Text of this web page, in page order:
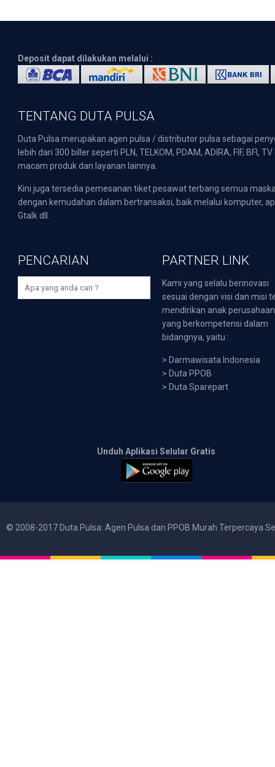
Deposit dapat dilakukan melalui :
TENTANG DUTA PULSA
Duta Pulsa merupakan agen pulsa / distributor pulsa sebagai
lebih dari 300 biller seperti PLN, TELKOM, PDAM, ADIRA, FIF,
macam produk dan layanan lainnya.
Kini juga tersedia pemesanan tiket pesawat terbang semua
dengan kemudahan dalam bertransaksi, baik melalui komputer,
Gtalk dll.
PENCARIAN PARTNER LINK
Kami yang selalu berinovasi
sesuai dengan visi dan misi
mendirikan anak perusahaan
yang berkompetensi dalam
bidangnya, yaitu :
> Darmawisata Indonesia
> Duta PPOB
> Duta Sparepart
Unduh Aplikasi Selular Gratis
© 2008-2017 Duta Pulsa: Agen Pulsa dan PPOB Murah Terpercaya